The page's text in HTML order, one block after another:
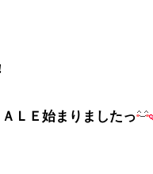
ＬＥ始まりましたっ